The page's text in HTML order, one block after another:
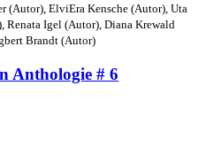
(Autor), ElviEra Kensche (Autor), Uta
Renata Igel (Autor), Diana Krewald
Brandt (Autor)
Anthologie # 6